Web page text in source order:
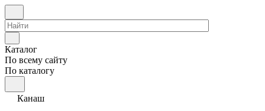
Каталог
По всему сайту
По каталогу
Канаш